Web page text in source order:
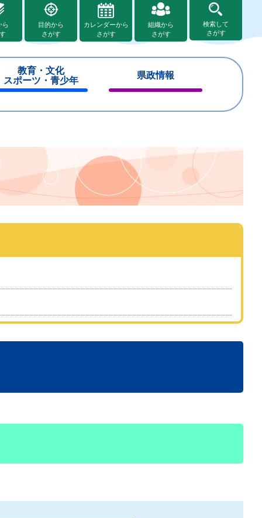
ら
目的から
さがす
カレンダーから
さがす
組織から
さがす
検索して
さがす
教育・文化
スポーツ・青少年
県政情報
じ